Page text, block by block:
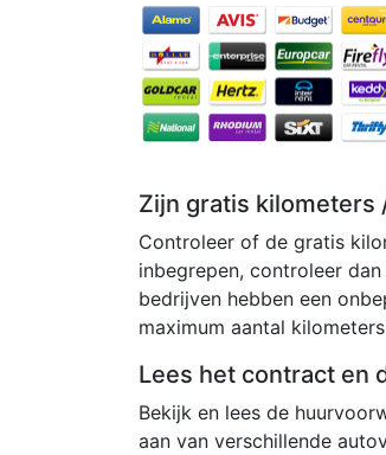
Zijn gratis kilometers
Controleer of de gratis
inbegrepen, controleer
bedrijven hebben een
maximum aantal
Lees het contract en
Bekijk en lees de
aan van verschillende